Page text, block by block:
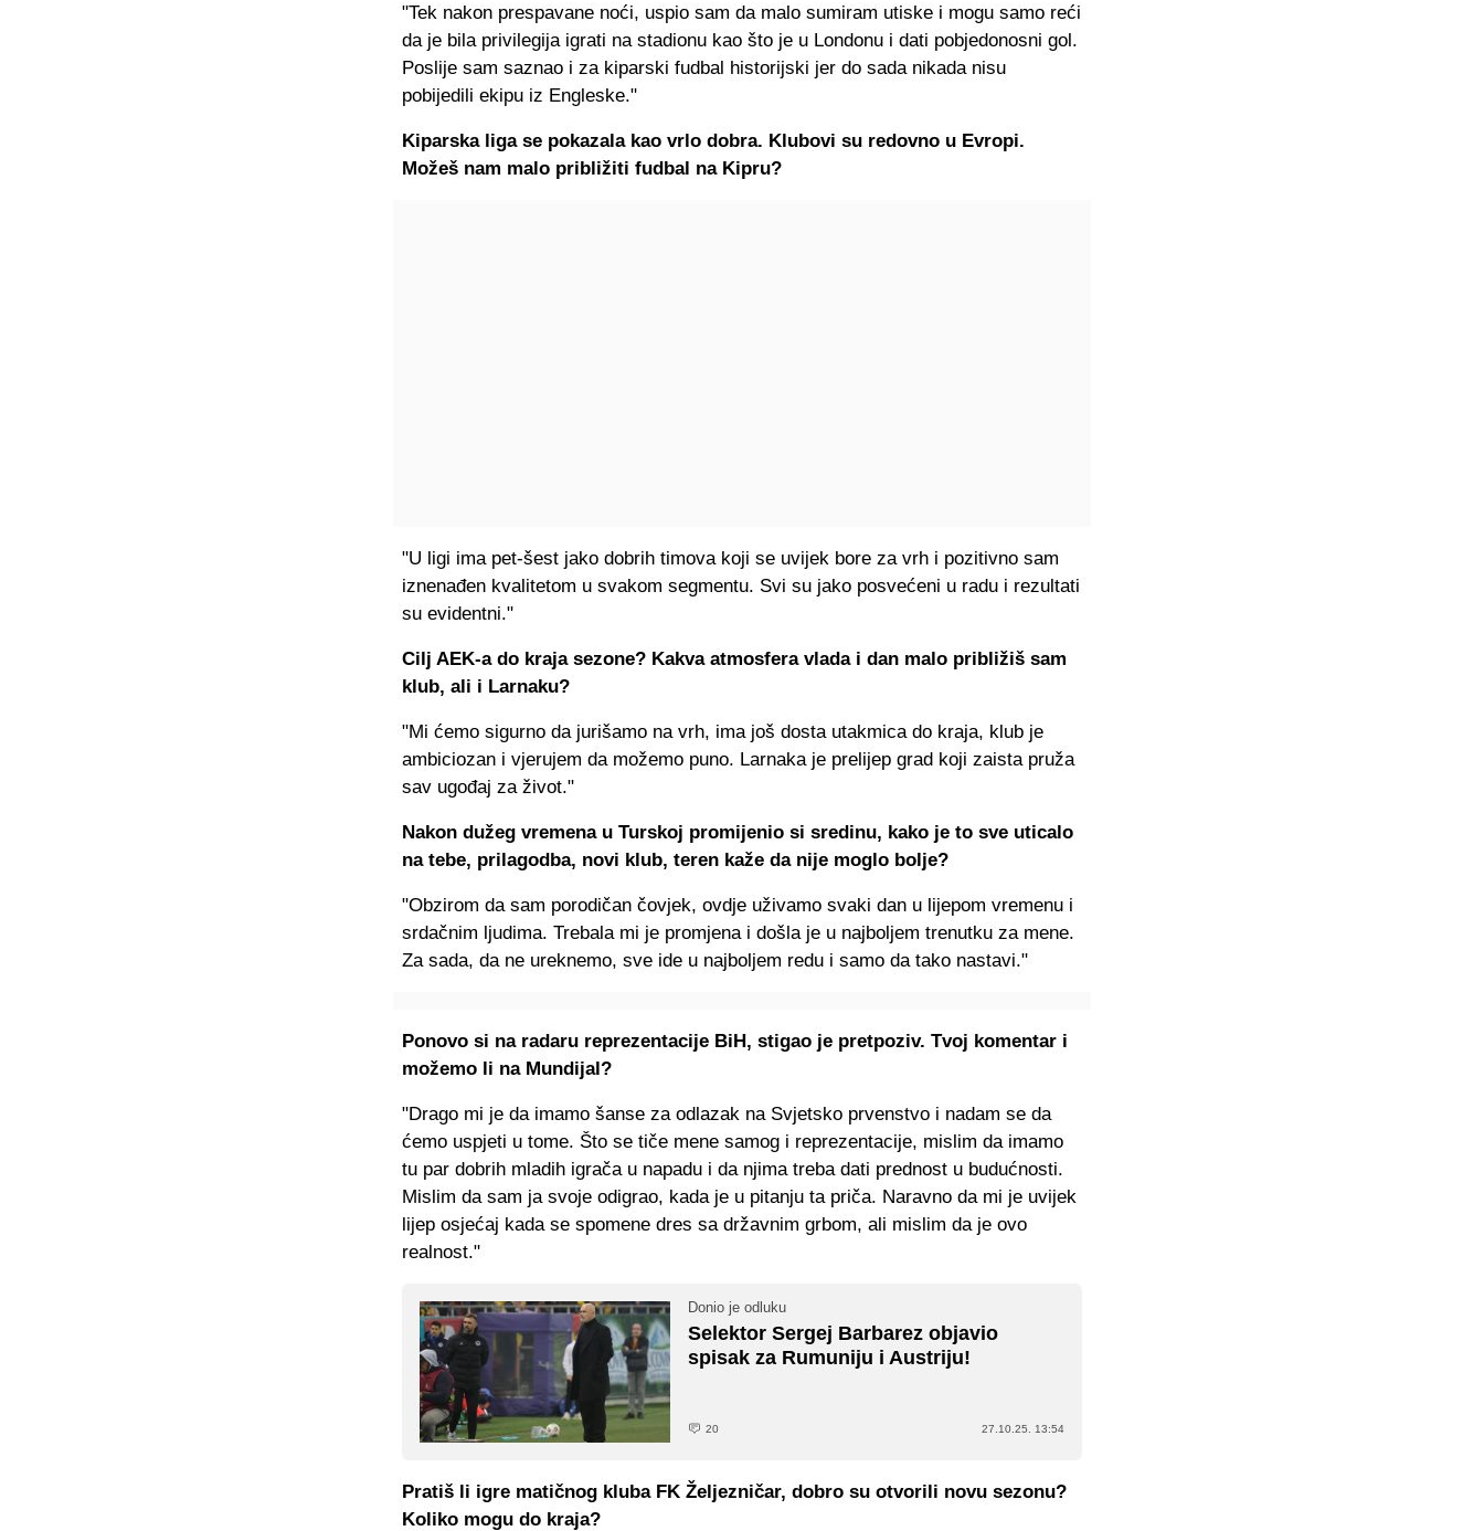
"Tek nakon prespavane noći, uspio sam da malo sumiram utiske i mogu samo reći
da je bila privilegija igrati na stadionu kao što je u Londonu i dati pobjedonosni gol.
Poslije sam saznao i za kiparski fudbal historijski jer do sada nikada nisu
pobijedili ekipu iz Engleske."
Kiparska liga se pokazala kao vrlo dobra. Klubovi su redovno u Evropi.
Možeš nam malo približiti fudbal na Kipru?
"U ligi ima pet-šest jako dobrih timova koji se uvijek bore za vrh i pozitivno sam
iznenađen kvalitetom u svakom segmentu. Svi su jako posvećeni u radu i rezultati
su evidentni."
Cilj AEK-a do kraja sezone? Kakva atmosfera vlada i dan malo približiš sam
klub, ali i Larnaku?
"Mi ćemo sigurno da jurišamo na vrh, ima još dosta utakmica do kraja, klub je
ambiciozan i vjerujem da možemo puno. Larnaka je prelijep grad koji zaista pruža
sav ugođaj za život."
Nakon dužeg vremena u Turskoj promijenio si sredinu, kako je to sve uticalo
na tebe, prilagodba, novi klub, teren kaže da nije moglo bolje?
"Obzirom da sam porodičan čovjek, ovdje uživamo svaki dan u lijepom vremenu i
srdačnim ljudima. Trebala mi je promjena i došla je u najboljem trenutku za mene.
Za sada, da ne ureknemo, sve ide u najboljem redu i samo da tako nastavi."
Ponovo si na radaru reprezentacije BiH, stigao je pretpoziv. Tvoj komentar i
možemo li na Mundijal?
"Drago mi je da imamo šanse za odlazak na Svjetsko prvenstvo i nadam se da
ćemo uspjeti u tome. Što se tiče mene samog i reprezentacije, mislim da imamo
tu par dobrih mladih igrača u napadu i da njima treba dati prednost u budućnosti.
Mislim da sam ja svoje odigrao, kada je u pitanju ta priča. Naravno da mi je uvijek
lijep osjećaj kada se spomene dres sa državnim grbom, ali mislim da je ovo
realnost."
Donio je odluku
Selektor Sergej Barbarez objavio
spisak za Rumuniju i Austriju!
20 27.10.25. 13:54
Pratiš li igre matičnog kluba FK Željezničar, dobro su otvorili novu sezonu?
Koliko mogu do kraja?